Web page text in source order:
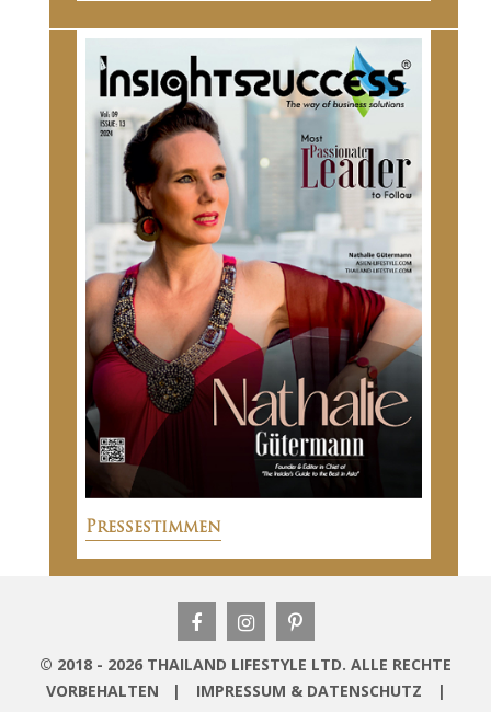
Pressestimmen
© 2018 - 2026 THAILAND LIFESTYLE LTD. ALLE RECHTE
VORBEHALTEN |
IMPRESSUM & DATENSCHUTZ
|